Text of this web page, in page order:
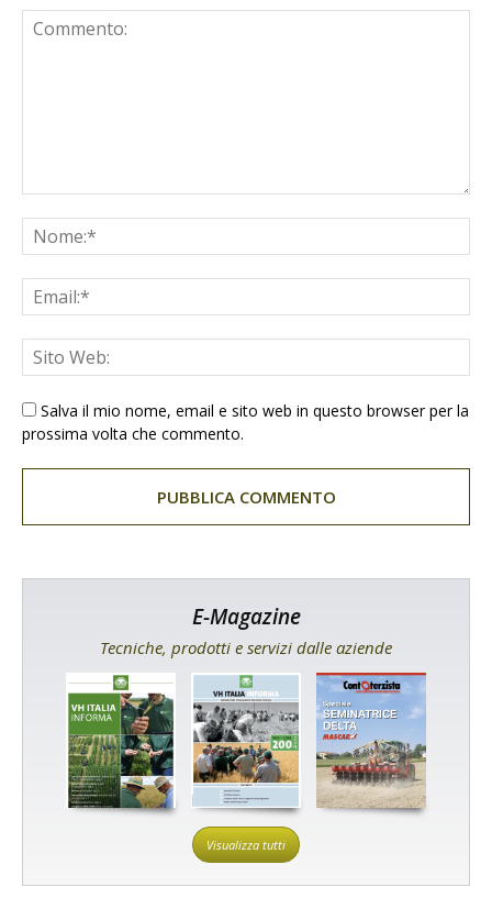
Salva il mio nome, email e sito web in questo browser per la
prossima volta che commento.
E-Magazine
Tecniche, prodotti e servizi dalle aziende
Visualizza tutti